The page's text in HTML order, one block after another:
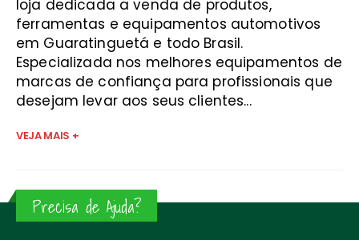
loja dedicada a venda de produtos,
ferramentas e equipamentos automotivos
em Guaratinguetá e todo Brasil.
Especializada nos melhores equipamentos de
marcas de confiança para profissionais que
desejam levar aos seus clientes...
VEJA MAIS +
Precisa de Ajuda?